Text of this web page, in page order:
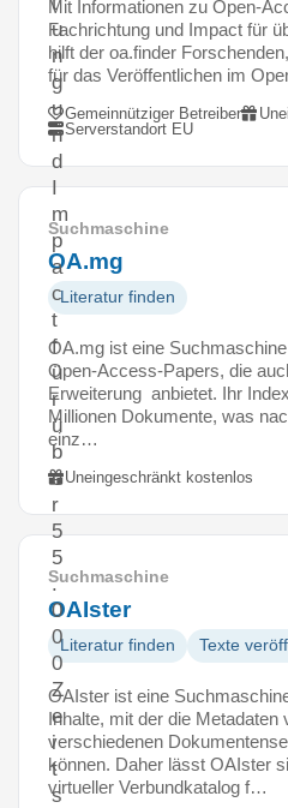
u
n
g
u
n
d
I
m
p
a
c
t
f
ü
r
ü
b
e
r
5
5
.
0
0
0
Z
e
i
t
s
Mit Informationen zu Open-
Fachrichtung und Impact für
hilft der oa.finder
für das Veröffentlichen im
Gemeinnütziger Betreiber
Serverstandort EU
Suchmaschine
OA.mg
Literatur finden
OA.mg ist eine
Open-Access-Papers, die
Erweiterung anbietet. Ihr
Millionen Dokumente, was
einz…
Uneingeschränkt kostenlos
Suchmaschine
OAIster
Literatur finden Texte
OAIster ist eine
Inhalte, mit der die Metadaten
verschiedenen
können. Daher lässt OAIster
virtueller Verbundkatalog f…